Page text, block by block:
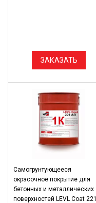
ЗАКАЗАТЬ
Самогрунтующееся
окрасочное покрытие для
бетонных и металлических
поверхностей LEVL Coat 221